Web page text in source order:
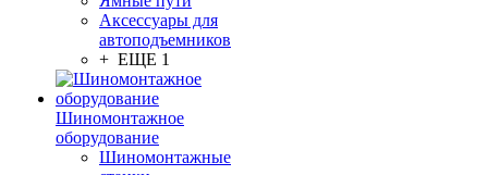
Аксессуары для
автоподъемников
+ ЕЩЕ 1
Шиномонтажное
оборудование
Шиномонтажные